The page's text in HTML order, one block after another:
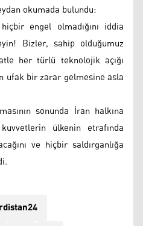
okumada bulundu:
engel olmadığını iddia
Bizler, sahip olduğumuz
her türlü teknolojik açığı
ufak bir zarar gelmesine asla
sonunda İran halkına
ülkenin etrafında
ve hiçbir saldırganlığa